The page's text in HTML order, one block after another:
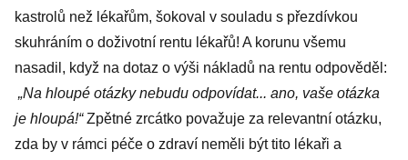
kastrolů než lékařům, šokoval v souladu s přezdívkou
skuhráním o doživotní rentu lékařů! A korunu všemu
nasadil, když na dotaz o výši nákladů na rentu odpověděl:
„Na hloupé otázky nebudu odpovídat... ano, vaše otázka
je hloupá!“Zpětné zrcátko považuje za relevantní otázku,
zda by v rámci péče o zdraví neměli být tito lékaři a